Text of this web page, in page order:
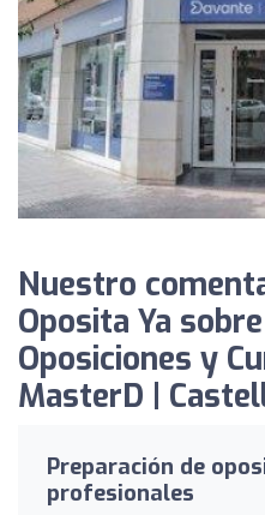
Nuestro
Oposita Ya
Oposiciones y
MasterD |
Preparación de
profesionales